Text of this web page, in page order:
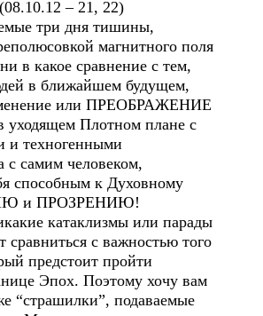
– 21, 22)
три дня тишины,
магнитного поля
в какое сравнение с тем,
в ближайшем будущем,
или ПРЕОБРАЖЕНИЕ
уходящем Плотном плане с
и техногенными
с самим человеком,
способным к Духовному
и ПРОЗРЕНИЮ!
катаклизмы или парады
сравниться с важностью того
предстоит пройти
Эпох. Поэтому хочу вам
“страшилки”, подаваемые